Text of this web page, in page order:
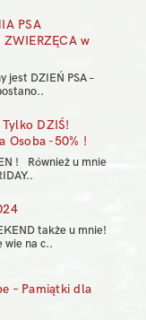
PSA
w
jest DZIEŃ PSA –
DZIŚ!
Osoba -50% !
! Również u mnie
także u mnie!
wie na c..
– Pamiątki dla